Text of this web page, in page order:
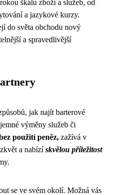
škálu zboží a služeb, od
a jazykové kurzy.
do světa obchodu nový
a spravedlivější
jak najít barterové
výměny služeb či
použití peněz, zažívá v
a nabízískvělou příležitost
se ve svém okolí. Možná vás